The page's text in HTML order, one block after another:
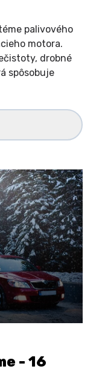
palivového
motora.
drobné
spôsobuje
- 16